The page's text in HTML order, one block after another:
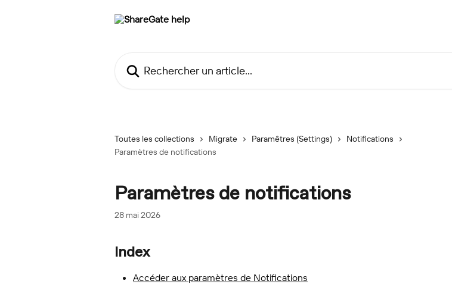
Toutes les collections Migrate Paramêtres (Settings)
Notifications
Paramètres de notifications
Paramètres de notifications
28 mai 2026
Index
Accéder aux paramètres de Notifications